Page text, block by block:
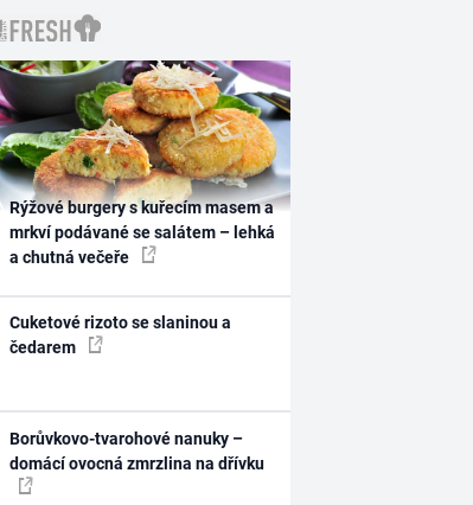
Rýžové burgery s kuřecím masem a
mrkví podávané se salátem – lehká
a chutná večeře
Cuketové rizoto se slaninou a
čedarem
Borůvkovo-tvarohové nanuky –
domácí ovocná zmrzlina na dřívku